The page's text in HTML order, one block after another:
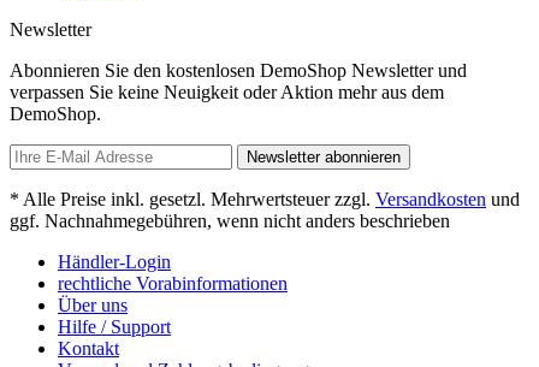
Newsletter
Abonnieren Sie den kostenlosen DemoShop Newsletter und
verpassen Sie keine Neuigkeit oder Aktion mehr aus dem
DemoShop.
Newsletter abonnieren
* Alle Preise inkl. gesetzl. Mehrwertsteuer zzgl. Versandkosten und
ggf. Nachnahmegebühren, wenn nicht anders beschrieben
Händler-Login
rechtliche Vorabinformationen
Über uns
Hilfe / Support
Kontakt